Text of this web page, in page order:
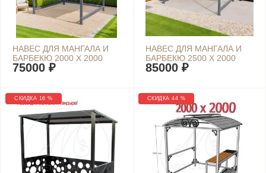
НАВЕС ДЛЯ МАНГАЛА И
БАРБЕКЮ 2000 Х 2000
75000 ₽
НАВЕС ДЛЯ МАНГАЛА И
БАРБЕКЮ 2500 Х 2000
85000 ₽
СКИДКА 16 % СКИДКА 44 %